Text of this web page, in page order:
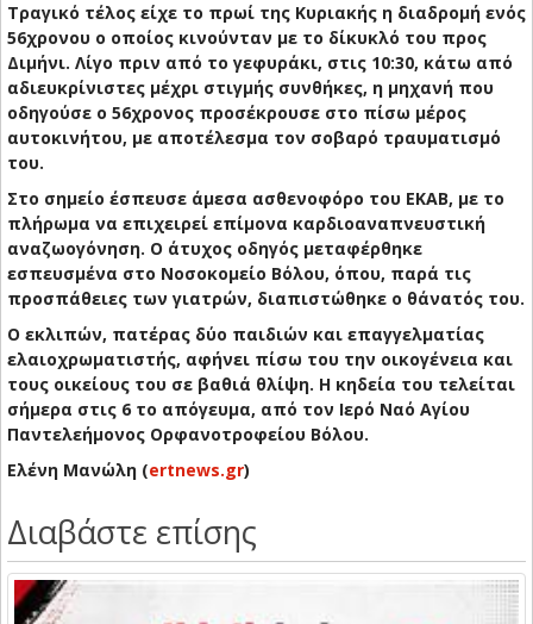
Τραγικό τέλος είχε το πρωί της Κυριακής η διαδρομή ενός
56χρονου ο οποίος κινούνταν με το δίκυκλό του προς
Διμήνι. Λίγο πριν από το γεφυράκι, στις 10:30, κάτω από
αδιευκρίνιστες μέχρι στιγμής συνθήκες, η μηχανή που
οδηγούσε ο 56χρονος προσέκρουσε στο πίσω μέρος
αυτοκινήτου, με αποτέλεσμα τον σοβαρό τραυματισμό
του.
Στο σημείο έσπευσε άμεσα ασθενοφόρο του ΕΚΑΒ, με το
πλήρωμα να επιχειρεί επίμονα καρδιοαναπνευστική
αναζωογόνηση. Ο άτυχος οδηγός μεταφέρθηκε
εσπευσμένα στο Νοσοκομείο Βόλου, όπου, παρά τις
προσπάθειες των γιατρών, διαπιστώθηκε ο θάνατός του.
Ο εκλιπών, πατέρας δύο παιδιών και επαγγελματίας
ελαιοχρωματιστής, αφήνει πίσω του την οικογένεια και
τους οικείους του σε βαθιά θλίψη. Η κηδεία του τελείται
σήμερα στις 6 το απόγευμα, από τον Ιερό Ναό Αγίου
Παντελεήμονος Ορφανοτροφείου Βόλου.
Ελένη Μανώλη (ertnews.gr)
Διαβάστε επίσης